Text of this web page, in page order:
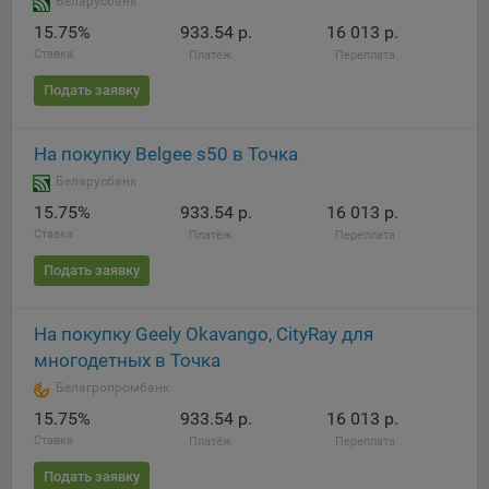
При этом, некоторые браузеры позволяют посещать
интернет-сайты в режиме «Инкогнито», чтобы ограничить
хранимый на компьютере объем информации и
автоматически удалять сессионные файлы cookie. Кроме
сохраненные файлов cookie выбрав соответствующую
опцию в истории браузера.
Подробнее о параметрах управления можно ознакомиться,
перейдя по внешним ссылкам, ведущим на
соответствующие страницы сайтов основных браузеров:
Chrome
Safari
Opera
Internet Explorer
15.75%
Ставка
933.54 р.
Платёж
16 013 р.
Переплата
Подать заявку
На покупку Belgee s50 в Точка
Беларусбанк
15.75%
Ставка
933.54 р.
Платёж
16 013 р.
Переплата
Подать заявку
На покупку Geely Okavango, CityRay для
многодетных в Точка
Белагропромбанк
15.75%
Ставка
933.54 р.
Платёж
16 013 р.
Переплата
Подать заявку